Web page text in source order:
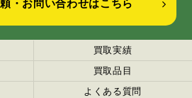
・お問い合わせはこちら
買取実績
買取品目
よくある質問